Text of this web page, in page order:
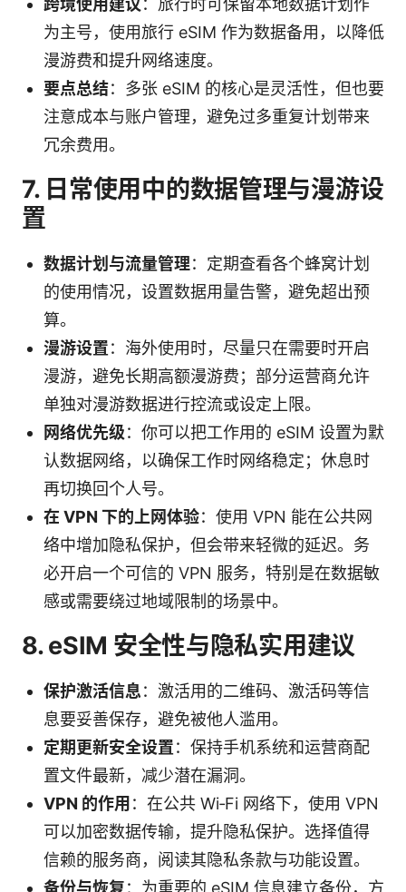
为主号，使用旅行 eSIM 作为数据备用，以降低
漫游费和提升网络速度。
要点总结：多张 eSIM 的核心是灵活性，但也要
注意成本与账户管理，避免过多重复计划带来
冗余费用。
7. 日常使用中的数据管理与漫游设
置
数据计划与流量管理：定期查看各个蜂窝计划
的使用情况，设置数据用量告警，避免超出预
算。
漫游设置：海外使用时，尽量只在需要时开启
漫游，避免长期高额漫游费；部分运营商允许
单独对漫游数据进行控流或设定上限。
网络优先级：你可以把工作用的 eSIM 设置为默
认数据网络，以确保工作时网络稳定；休息时
再切换回个人号。
在 VPN 下的上网体验：使用 VPN 能在公共网
络中增加隐私保护，但会带来轻微的延迟。务
必开启一个可信的 VPN 服务，特别是在数据敏
感或需要绕过地域限制的场景中。
8. eSIM 安全性与隐私实用建议
保护激活信息：激活用的二维码、激活码等信
息要妥善保存，避免被他人滥用。
定期更新安全设置：保持手机系统和运营商配
置文件最新，减少潜在漏洞。
VPN 的作用 ：在公共 Wi‑Fi 网络下，使用 VPN
可以加密数据传输，提升隐私保护。选择值得
信赖的服务商，阅读其隐私条款与功能设置。
备份与恢复：为重要的 eSIM 信息建立备份，方